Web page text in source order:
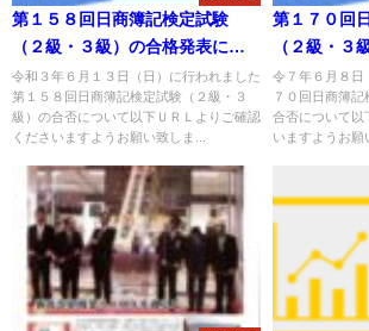
第１５８回日商簿記検定試験
（２級・３級）の合格発表につ
いて
令和３年６月１３日（日）に行われました
第１５８回日商簿記検定試験（２級・３
級）の合否について以下ＵＲＬよりご確認
くださいますようお願い致しま...
第１７０回
（２級・３
いて
令７年６月８日
７０回日商簿
合否について以
いますようお願